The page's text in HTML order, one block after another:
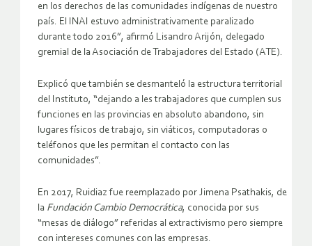
en los derechos de las comunidades indígenas de nuestro
país. El INAI estuvo administrativamente paralizado
durante todo 2016”, afirmó Lisandro Arijón, delegado
gremial de la Asociación de Trabajadores del Estado (ATE).
Explicó que también se desmanteló la estructura territorial
del Instituto, “dejando a les trabajadores que cumplen sus
funciones en las provincias en absoluto abandono, sin
lugares físicos de trabajo, sin viáticos, computadoras o
teléfonos que les permitan el contacto con las
comunidades”.
En 2017, Ruidiaz fue reemplazado por Jimena Psathakis, de
la Fundación Cambio Democrática, conocida por sus
“mesas de diálogo” referidas al extractivismo pero siempre
con intereses comunes con las empresas.